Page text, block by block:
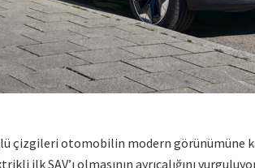
çizgileri otomobilin modern görünümüne
ilk SAV’ı olmasının ayrıcalığını